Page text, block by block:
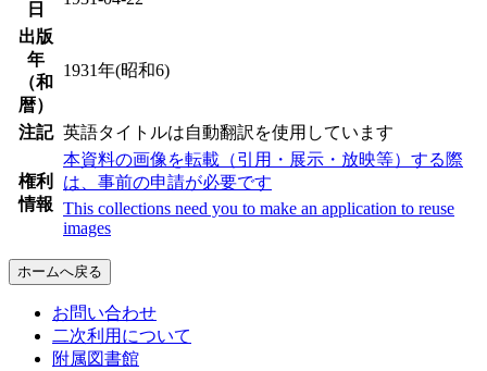
日
出版
年
（和
暦）
1931年(昭和6)
注記 英語タイトルは自動翻訳を使用しています
権利
情報
本資料の画像を転載（引用・展示・放映等）する際
は、事前の申請が必要です
This collections need you to make an application to reuse
images
ホームへ戻る
お問い合わせ
二次利用について
附属図書館